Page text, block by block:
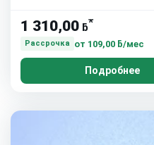
1 310,00 ƃ*
Рассрочка от 109,00 ƃ/мес
Подробнее